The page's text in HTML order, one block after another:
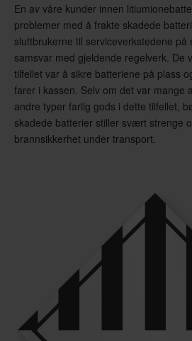
En av våre kunder innen
problemer med å frakte skadede
sluttbrukerne til serviceverkstedene på
samsvar med gjeldende regelverk. De
tilfellet var å sikre batteriene på plass
farer i kassen. Selv om det var mange
andre typer farlig gods i dette tilfellet,
skadede batterier stiller svært strenge
brannsikkerhet under transport.